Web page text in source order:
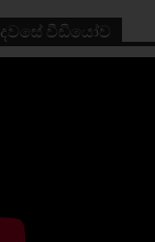
දවසේ වීඩියෝව